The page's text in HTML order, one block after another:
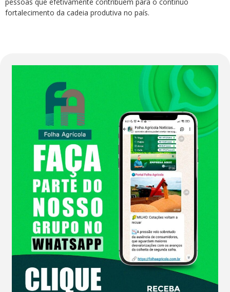
pessoas que efetivamente contribuem para o contínuo
fortalecimento da cadeia produtiva no país.